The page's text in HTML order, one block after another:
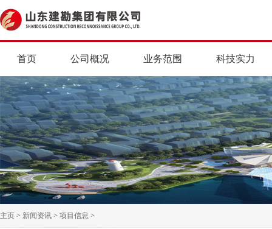
首页 公司概况 业务范围 科技实力
主页 > 新闻资讯 > 项目信息 >